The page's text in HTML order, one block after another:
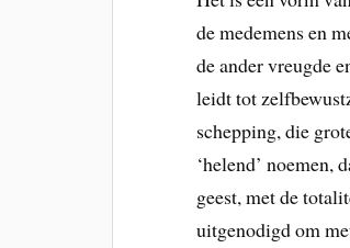
de medemens en
de ander vreugde
leidt tot
schepping, die
‘helend’ noemen,
geest, met de
uitgenodigd om